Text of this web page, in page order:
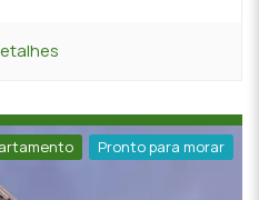
Pronto para morar